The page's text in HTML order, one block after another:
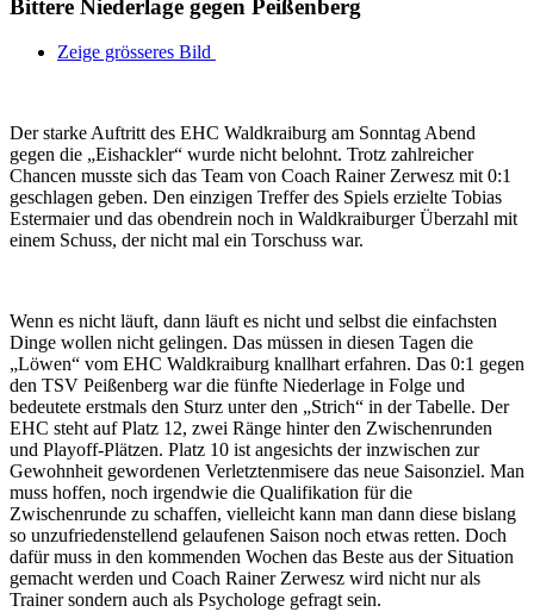
Bittere Niederlage gegen Peißenberg
Zeige grösseres Bild
Der starke Auftritt des EHC Waldkraiburg am Sonntag Abend
gegen die „Eishackler“ wurde nicht belohnt. Trotz zahlreicher
Chancen musste sich das Team von Coach Rainer Zerwesz mit 0:1
geschlagen geben. Den einzigen Treffer des Spiels erzielte Tobias
Estermaier und das obendrein noch in Waldkraiburger Überzahl mit
einem Schuss, der nicht mal ein Torschuss war.
Wenn es nicht läuft, dann läuft es nicht und selbst die einfachsten
Dinge wollen nicht gelingen. Das müssen in diesen Tagen die
„Löwen“ vom EHC Waldkraiburg knallhart erfahren. Das 0:1 gegen
den TSV Peißenberg war die fünfte Niederlage in Folge und
bedeutete erstmals den Sturz unter den „Strich“ in der Tabelle. Der
EHC steht auf Platz 12, zwei Ränge hinter den Zwischenrunden
und Playoff-Plätzen. Platz 10 ist angesichts der inzwischen zur
Gewohnheit gewordenen Verletztenmisere das neue Saisonziel. Man
muss hoffen, noch irgendwie die Qualifikation für die
Zwischenrunde zu schaffen, vielleicht kann man dann diese bislang
so unzufriedenstellend gelaufenen Saison noch etwas retten. Doch
dafür muss in den kommenden Wochen das Beste aus der Situation
gemacht werden und Coach Rainer Zerwesz wird nicht nur als
Trainer sondern auch als Psychologe gefragt sein.